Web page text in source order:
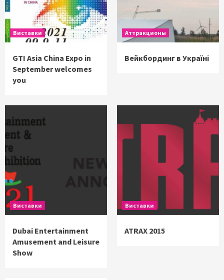
Виставки
GTI Asia China Expo in
September welcomes
you
Аттракционы
Вейкбординг в Україні
Виставки
Dubai Entertainment
Amusement and Leisure
Show
Виставки
ATRAX 2015